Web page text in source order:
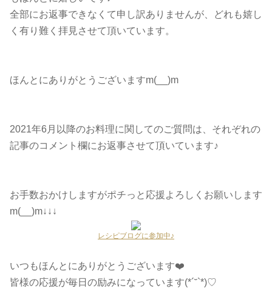
全部にお返事できなくて申し訳ありませんが、どれも嬉し
く有り難く拝見させて頂いています。
ほんとにありがとうございますm(__)m
2021年6月以降のお料理に関してのご質問は、それぞれの
記事のコメント欄にお返事させて頂いています♪
お手数おかけしますがポチっと応援よろしくお願いします
m(__)m↓↓↓
レシピブログに参加中♪
いつもほんとにありがとうございます❤️
皆様の応援が毎日の励みになっています(*´˘`*)♡